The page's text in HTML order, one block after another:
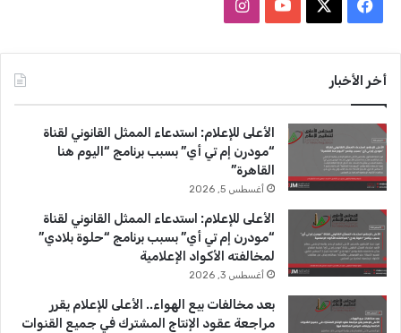
س
و
ك
T
u
b
e
ق
ا
م
أخر الأخبار
الأعلى للإعلام: استدعاء الممثل القانوني لقناة
“مودرن إم تي أي” بسبب برنامج “اليوم هنا
القاهرة”
أغسطس 5, 2026
الأعلى للإعلام: استدعاء الممثل القانوني لقناة
“مودرن إم تي أي” بسبب برنامج “حلوة بلادي”
لمخالفته الأكواد الإعلامية
أغسطس 3, 2026
بعد مخالفات بيع الهواء.. الأعلى للإعلام يقرر
مراجعة عقود الإنتاج المشترك في جميع القنوات